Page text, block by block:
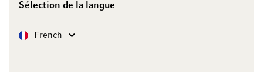
Sélection de la langue
LangueFrench